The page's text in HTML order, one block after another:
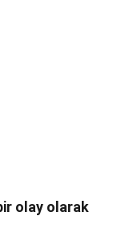
olay olarak